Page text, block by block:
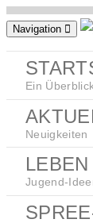
Zum
springen
Navigation
Ein
Neuigkeiten
Jugend-